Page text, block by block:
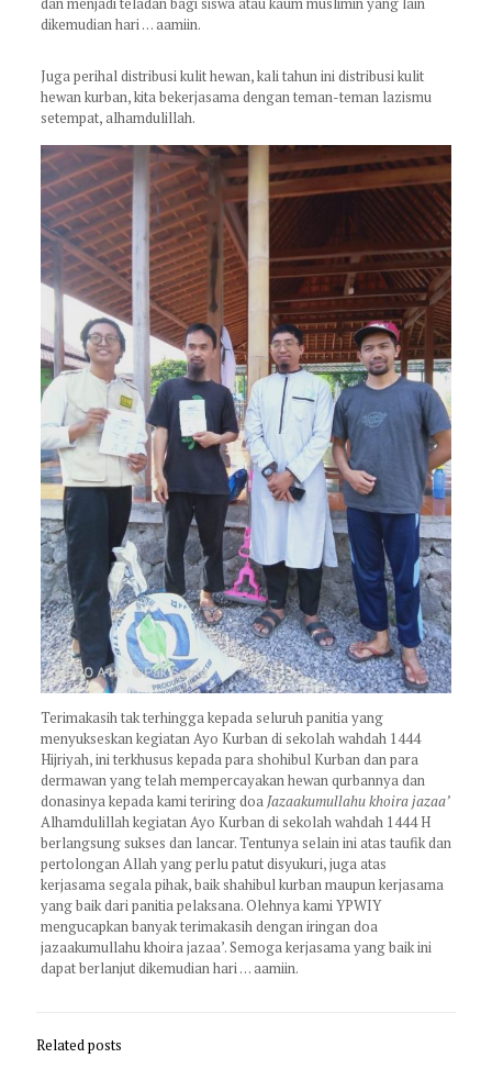
dikemudian hari … aamiin.
Juga perihal distribusi kulit hewan, kali tahun ini distribusi kulit
hewan kurban, kita bekerjasama dengan teman-teman lazismu
setempat, alhamdulillah.
Terimakasih tak terhingga kepada seluruh panitia yang
menyukseskan kegiatan Ayo Kurban di sekolah wahdah 1444
Hijriyah, ini terkhusus kepada para shohibul Kurban dan para
dermawan yang telah mempercayakan hewan qurbannya dan
donasinya kepada kami teriring doaJazaakumullahu khoira jazaa’
Alhamdulillah kegiatan Ayo Kurban di sekolah wahdah 1444 H
berlangsung sukses dan lancar. Tentunya selain ini atas taufik dan
pertolongan Allah yang perlu patut disyukuri, juga atas
kerjasama segala pihak, baik shahibul kurban maupun kerjasama
yang baik dari panitia pelaksana. Olehnya kami YPWIY
mengucapkan banyak terimakasih dengan iringan doa
jazaakumullahu khoira jazaa’. Semoga kerjasama yang baik ini
dapat berlanjut dikemudian hari … aamiin.
Related posts